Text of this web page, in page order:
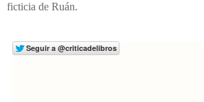
ficticia de Ruán.